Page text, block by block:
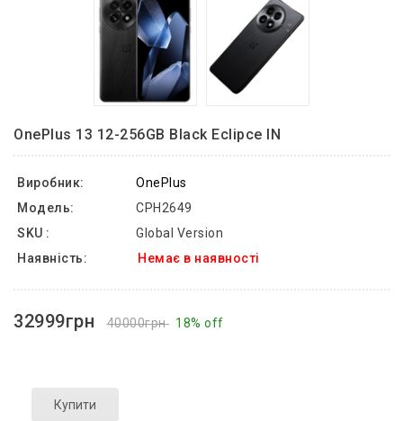
OnePlus 13 12-256GB Black Eclipce IN
Виробник:
OnePlus
Модель:
CPH2649
SKU :
Global Version
Наявність:
Немає в наявності
32999грн 40000грн 18% off
Купити